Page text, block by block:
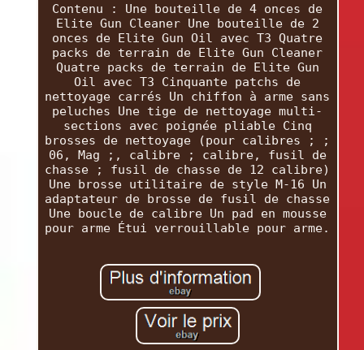
Contenu : Une bouteille de 4 onces de
Elite Gun Cleaner Une bouteille de 2
onces de Elite Gun Oil avec T3 Quatre
packs de terrain de Elite Gun Cleaner
Quatre packs de terrain de Elite Gun
Oil avec T3 Cinquante patchs de
nettoyage carrés Un chiffon à arme sans
peluches Une tige de nettoyage multi-
sections avec poignée pliable Cinq
brosses de nettoyage (pour calibres ; ;
06, Mag ;, calibre ; calibre, fusil de
chasse ; fusil de chasse de 12 calibre)
Une brosse utilitaire de style M-16 Un
adaptateur de brosse de fusil de chasse
Une boucle de calibre Un pad en mousse
pour arme Étui verrouillable pour arme.